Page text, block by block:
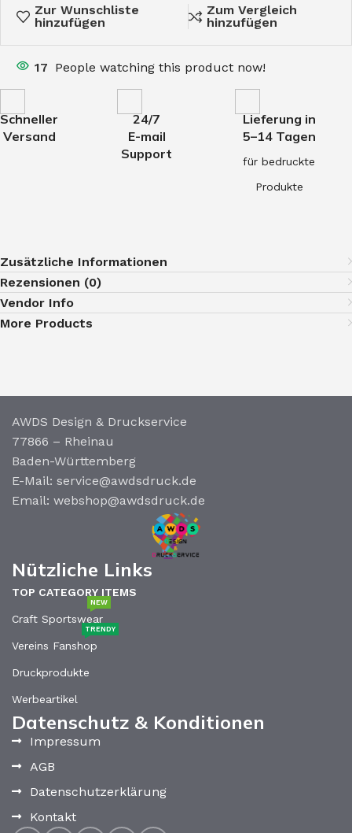
Zur Wunschliste
hinzufügen
Zum Vergleich
hinzufügen
17 People watching this product now!
Schneller
Versand
24/7
E-mail
Support
Lieferung in
5–14 Tagen
für bedruckte
Produkte
Zusätzliche Informationen
Rezensionen (0)
Vendor Info
More Products
AWDS Design & Druckservice
77866 – Rheinau
Baden-Württemberg
E-Mail: service@awdsdruck.de
Email: webshop@awdsdruck.de
Nützliche Links
TOP CATEGORY ITEMS
Craft Sportswear
NEW
Vereins Fanshop
TRENDY
Druckprodukte
Werbeartikel
Datenschutz & Konditionen
Impressum
AGB
Datenschutzerklärung
Kontakt